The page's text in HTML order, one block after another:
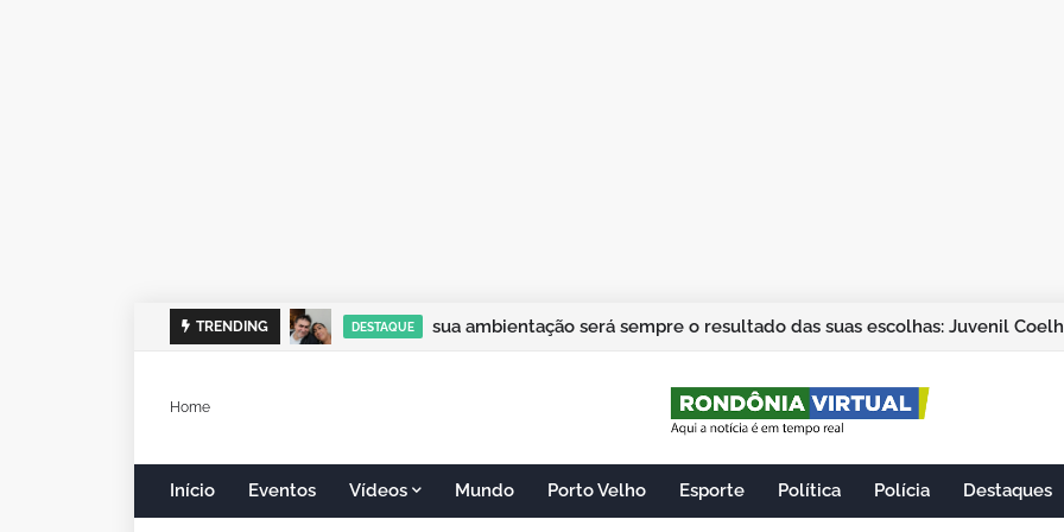
TRENDING DESTAQUE sua ambientação será sempre o resultado das suas escolhas: Juvenil
Home
Início Eventos Vídeos Mundo Porto Velho Esporte Política Polícia Destaques